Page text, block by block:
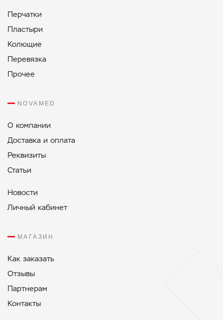
Перчатки
Пластыри
Колющие
Перевязка
Прочее
NOVAMED
О компании
Доставка и оплата
Реквизиты
Статьи
Новости
Личный кабинет
МАГАЗИН
Как заказать
Отзывы
Партнерам
Контакты